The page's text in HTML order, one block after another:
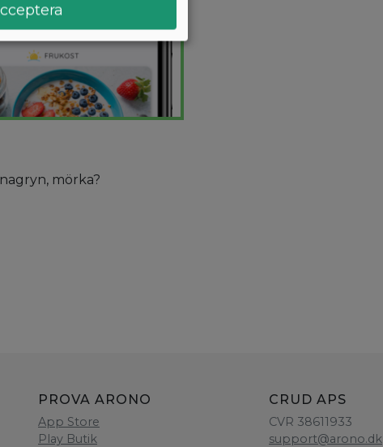
mörka?
PROVA ARONO
App Store
Play Butik
CRUD APS
CVR 38611933
support@arono.dk